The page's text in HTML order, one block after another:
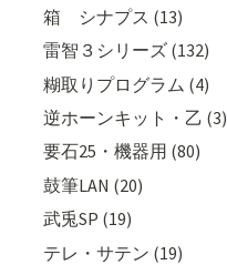
箱 シナプス (13)
雷智３シリーズ (132)
糊取りプログラム (4)
逆ホーンキット・乙 (3)
要石25・機器用 (80)
鼓筆LAN (20)
武兎SP (19)
テレ・サテン (19)